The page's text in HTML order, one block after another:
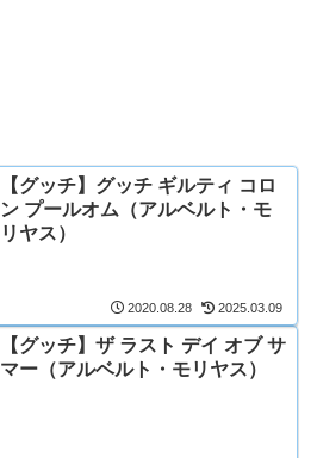
【グッチ】グッチ ギルティ コロ
ン プールオム（アルベルト・モ
リヤス）
2020.08.28 2025.03.09
【グッチ】ザ ラスト デイ オブ サ
マー（アルベルト・モリヤス）